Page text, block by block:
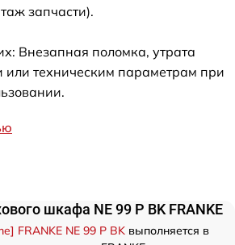
запчасти).
Внезапная поломка, утрата
или техническим параметрам при
шкафа NE 99 P BK FRANKE
FRANKE NE 99 P BK выполняется в